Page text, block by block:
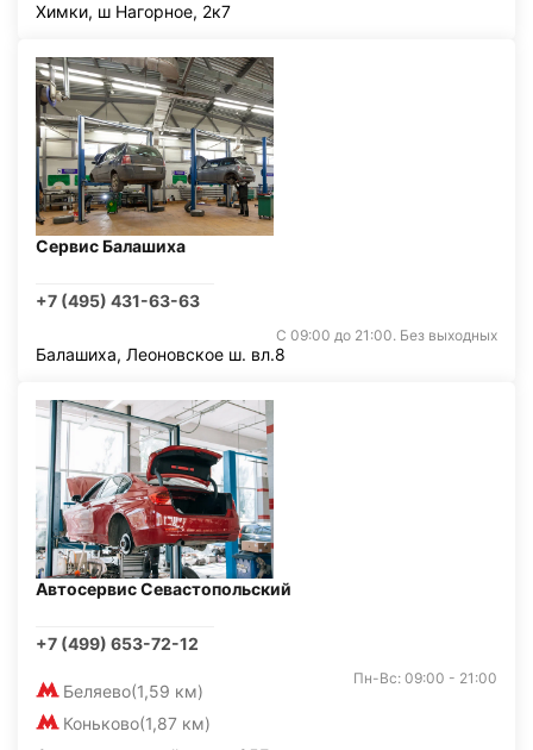
Химки, ш Нагорное, 2к7
Сервис Балашиха
+7 (495) 431-63-63
С 09:00 до 21:00. Без выходных
Балашиха, Леоновское ш. вл.8
Автосервис Севастопольский
+7 (499) 653-72-12
Беляево(1,59 км)
Коньково(1,87 км)
Пн-Вс: 09:00 - 21:00